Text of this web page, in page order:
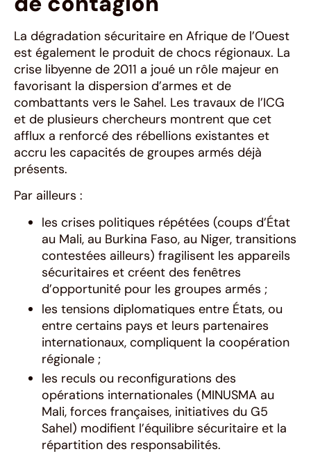
La dégradation sécuritaire en Afrique de l’Ouest
est également le produit de chocs régionaux. La
crise libyenne de 2011 a joué un rôle majeur en
favorisant la dispersion d’armes et de
combattants vers le Sahel. Les travaux de l’ICG
et de plusieurs chercheurs montrent que cet
afflux a renforcé des rébellions existantes et
accru les capacités de groupes armés déjà
présents.
Par ailleurs :
les crises politiques répétées (coups d’État
au Mali, au Burkina Faso, au Niger, transitions
contestées ailleurs) fragilisent les appareils
sécuritaires et créent des fenêtres
d’opportunité pour les groupes armés ;
les tensions diplomatiques entre États, ou
entre certains pays et leurs partenaires
internationaux, compliquent la coopération
régionale ;
les reculs ou reconfigurations des
opérations internationales (MINUSMA au
Mali, forces françaises, initiatives du G5
Sahel) modifient l’équilibre sécuritaire et la
répartition des responsabilités.